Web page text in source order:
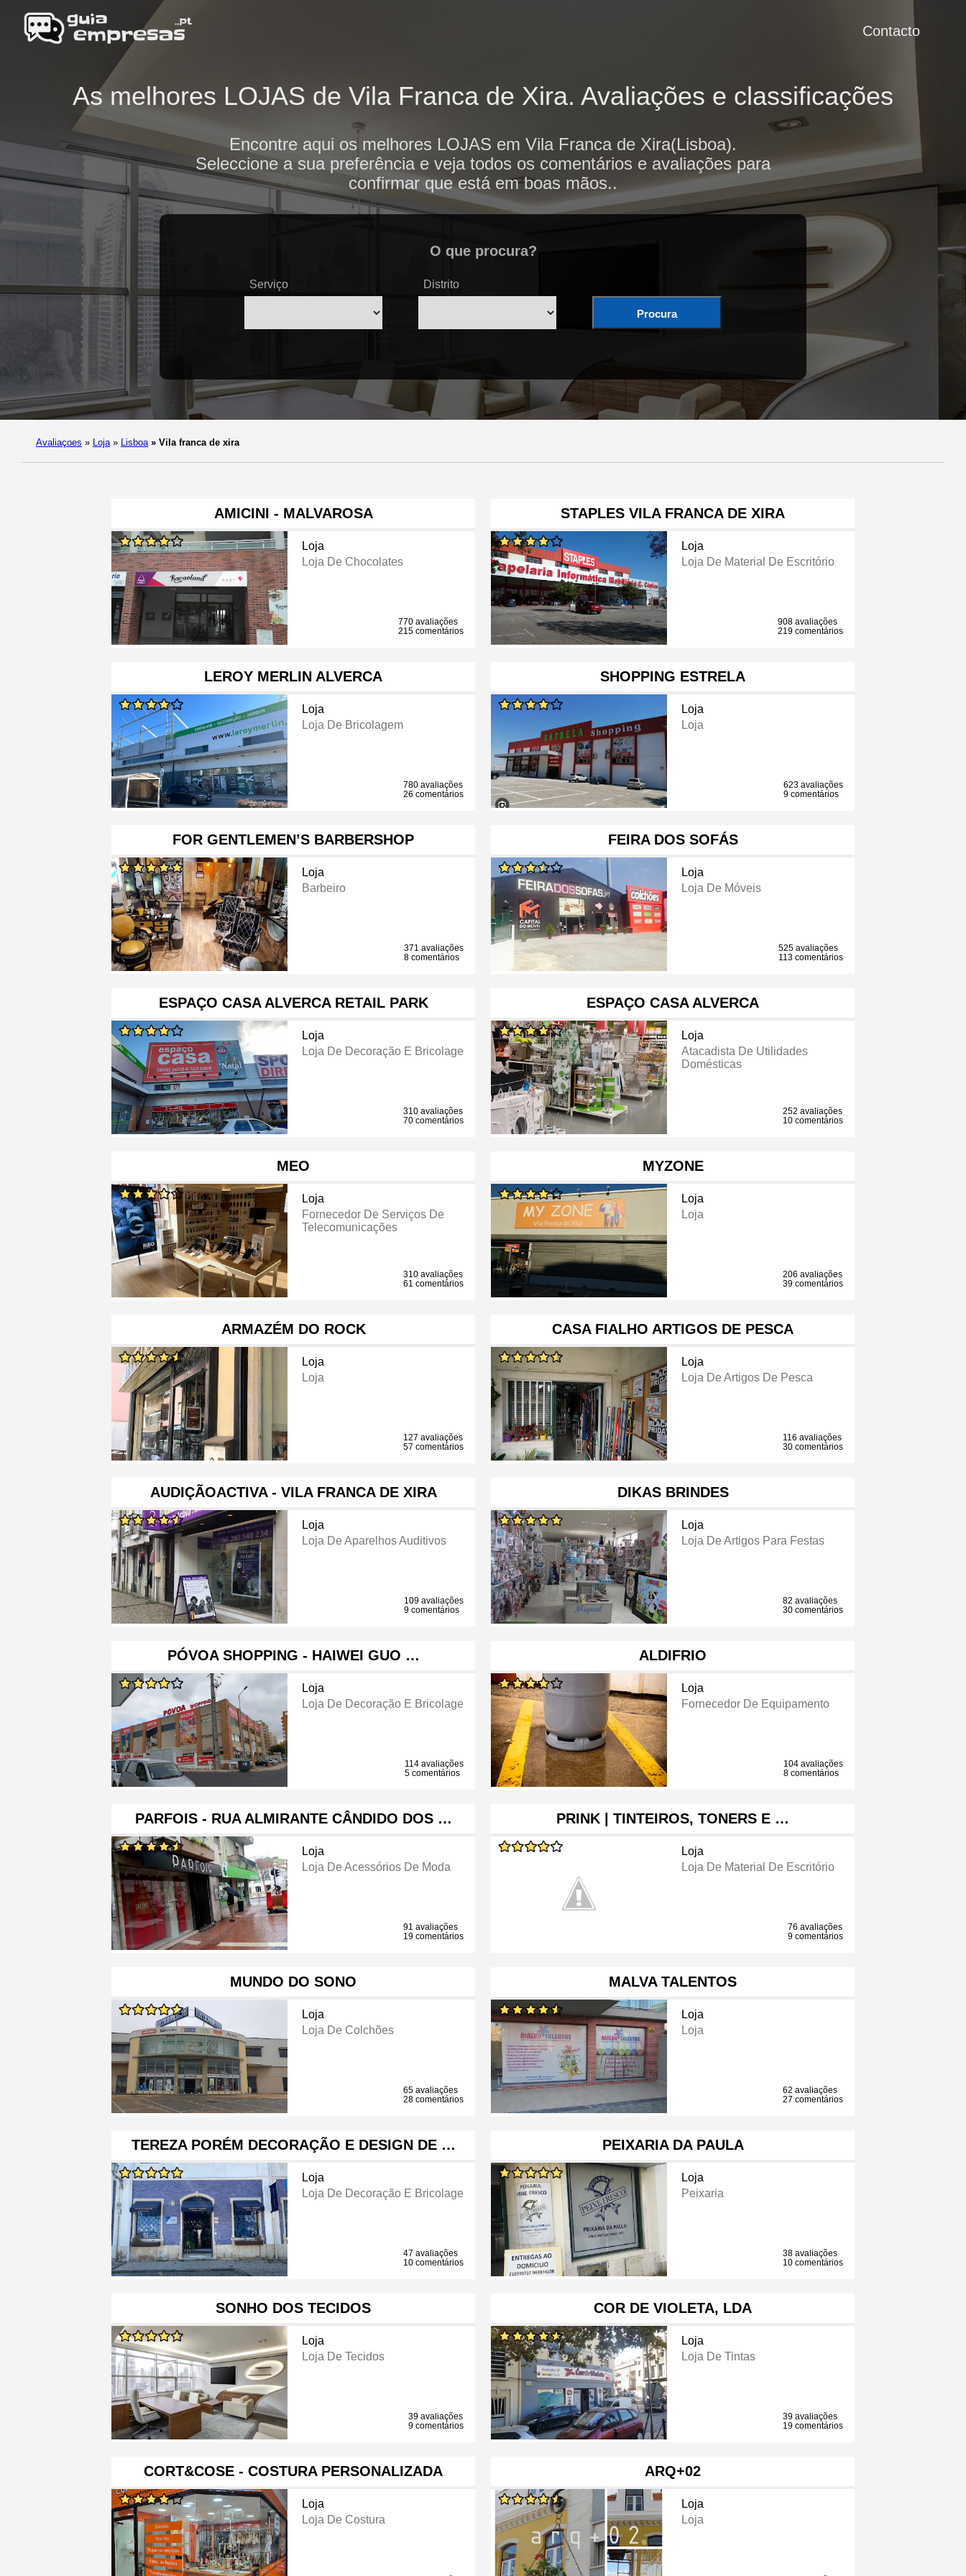
Contacto
As melhores LOJAS de Vila Franca de Xira. Avaliações e classificações
Encontre aqui os melhores LOJAS em Vila Franca de Xira(Lisboa).
Seleccione a sua preferência e veja todos os comentários e avaliações para
confirmar que está em boas mãos..
O que procura?
Serviço Distrito
Procura
Avaliaçoes » Loja » Lisboa » Vila franca de xira
AMICINI - MALVAROSA
Loja
Loja De Chocolates
770 avaliações
215 comentários
STAPLES VILA FRANCA DE XIRA
Loja
Loja De Material De Escritório
908 avaliações
219 comentários
LEROY MERLIN ALVERCA
Loja
Loja De Bricolagem
780 avaliações
26 comentários
SHOPPING ESTRELA
Loja
Loja
623 avaliações
9 comentários
FOR GENTLEMEN’S BARBERSHOP
Loja
Barbeiro
371 avaliações
8 comentários
FEIRA DOS SOFÁS
Loja
Loja De Móveis
525 avaliações
113 comentários
ESPAÇO CASA ALVERCA RETAIL PARK
Loja
Loja De Decoração E Bricolage
310 avaliações
70 comentários
ESPAÇO CASA ALVERCA
Loja
Atacadista De Utilidades
Domésticas
252 avaliações
10 comentários
MEO
Loja
Fornecedor De Serviços De
Telecomunicações
310 avaliações
61 comentários
MYZONE
Loja
Loja
206 avaliações
39 comentários
ARMAZÉM DO ROCK
Loja
Loja
127 avaliações
57 comentários
CASA FIALHO ARTIGOS DE PESCA
Loja
Loja De Artigos De Pesca
116 avaliações
30 comentários
AUDIÇÃOACTIVA - VILA FRANCA DE XIRA
Loja
Loja De Aparelhos Auditivos
109 avaliações
9 comentários
DIKAS BRINDES
Loja
Loja De Artigos Para Festas
82 avaliações
30 comentários
PÓVOA SHOPPING - HAIWEI GUO …
Loja
Loja De Decoração E Bricolage
114 avaliações
5 comentários
ALDIFRIO
Loja
Fornecedor De Equipamento
104 avaliações
8 comentários
PARFOIS - RUA ALMIRANTE CÂNDIDO DOS …
Loja
Loja De Acessórios De Moda
91 avaliações
19 comentários
PRINK | TINTEIROS, TONERS E …
Loja
Loja De Material De Escritório
76 avaliações
9 comentários
MUNDO DO SONO
Loja
Loja De Colchões
65 avaliações
28 comentários
MALVA TALENTOS
Loja
Loja
62 avaliações
27 comentários
TEREZA PORÉM DECORAÇÃO E DESIGN DE …
Loja
Loja De Decoração E Bricolage
47 avaliações
10 comentários
PEIXARIA DA PAULA
Loja
Peixaria
38 avaliações
10 comentários
SONHO DOS TECIDOS
Loja
Loja De Tecidos
39 avaliações
9 comentários
COR DE VIOLETA, LDA
Loja
Loja De Tintas
39 avaliações
19 comentários
CORT&COSE - COSTURA PERSONALIZADA
Loja
Loja De Costura
ARQ+02
Loja
Loja